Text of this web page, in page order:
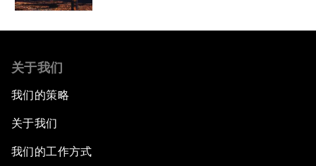
关于我们
我们的策略
关于我们
我们的工作方式